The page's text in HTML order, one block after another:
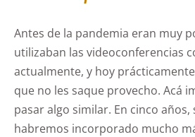
Antes de la pandemia eran muy
utilizaban las videoconferencias
actualmente, y hoy
que no les saque provecho. Acá
pasar algo similar. En cinco
habremos incorporado mucho